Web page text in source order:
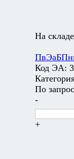
На
Код ЭА:
По
-
+